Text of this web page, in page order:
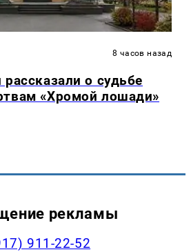
8 часов назад
о судьбе
«Хромой лошади»
рекламы
911-22-52